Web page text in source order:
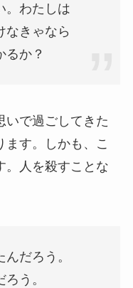
。わたしは
なきゃなら
るか？
いで過ごしてきた
ます。しかも、こ
。人を殺すことな
だろう。
う。